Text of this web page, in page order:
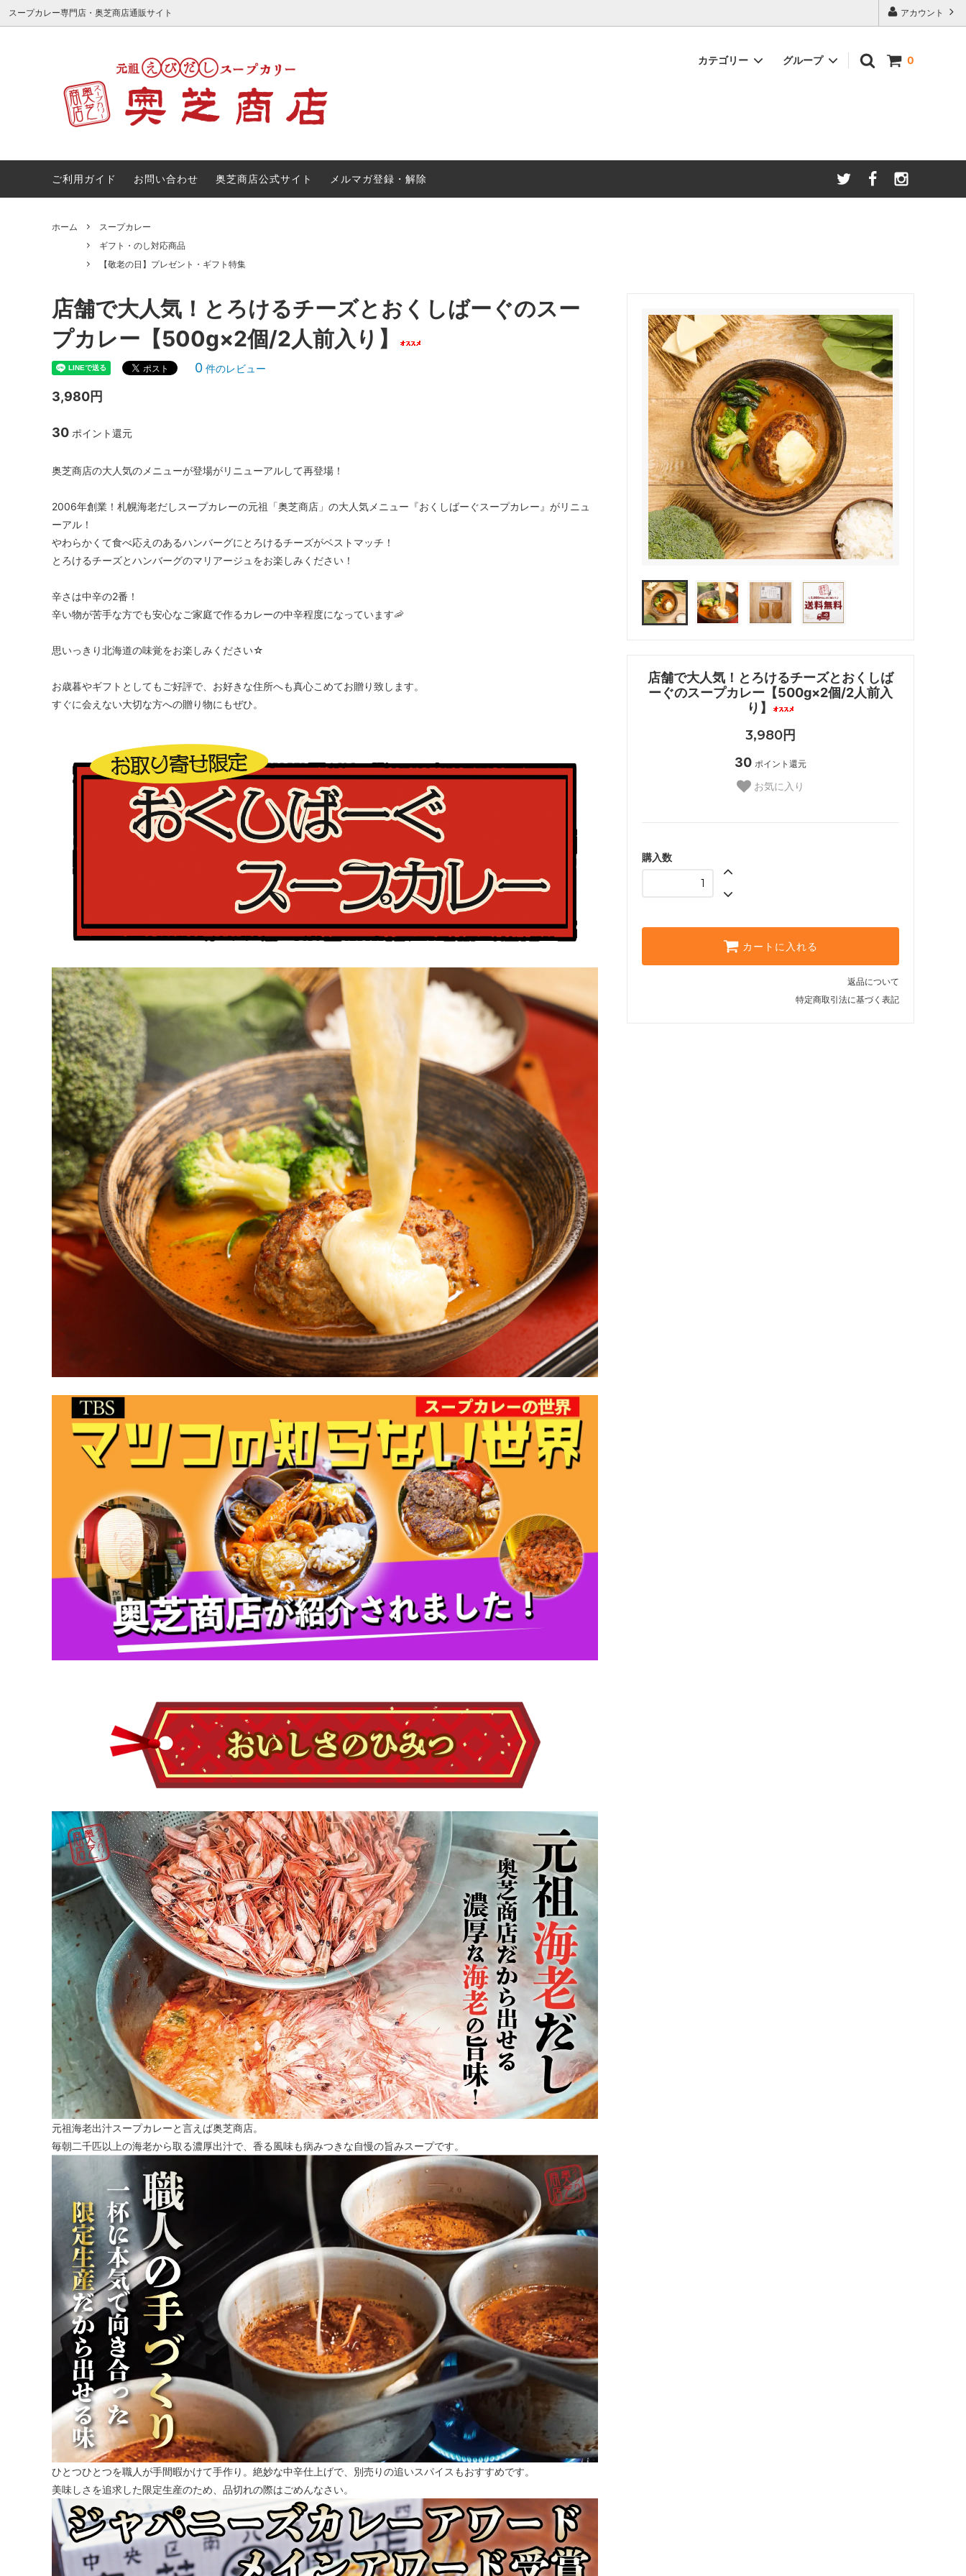
アカウント
スープカレー専門店・奥芝商店通販サイト
0
カテゴリー
インスタントラーメン スープカレー
グループ
ギフト・のし対応商品 【敬老の日】プレゼント・ギフト特集
ご利用ガイド お問い合わせ 奥芝商店公式サイト メルマガ登録・解除
ホーム
スープカレー
ギフト・のし対応商品
【敬老の日】プレゼント・ギフト特集
店舗で大人気！とろけるチーズとおくしば
ーぐのスープカレー【500g×2個/2人前入
り】
3,980円
30 ポイント還元
お気に入り
購入数
カートに入れる
返品について
特定商取引法に基づく表記
店舗で大人気！とろけるチーズとおくしばーぐのスー
プカレー【500g×2個/2人前入り】
0 件のレビュー
3,980円
30 ポイント還元
奥芝商店の大人気のメニューが登場がリニューアルして再登場！
2006年創業！札幌海老だしスープカレーの元祖「奥芝商店」の大人気メニュー『おくしばーぐスープカレー』がリニュ
ーアル！
やわらかくて食べ応えのあるハンバーグにとろけるチーズがベストマッチ！
とろけるチーズとハンバーグのマリアージュをお楽しみください！
辛さは中辛の2番！
辛い物が苦手な方でも安心なご家庭で作るカレーの中辛程度になっています🦐
思いっきり北海道の味覚をお楽しみください☆
お歳暮やギフトとしてもご好評で、お好きな住所へも真心こめてお贈り致します。
すぐに会えない大切な方への贈り物にもぜひ。
元祖海老出汁スープカレーと言えば奥芝商店。
毎朝二千匹以上の海老から取る濃厚出汁で、香る風味も病みつきな自慢の旨みスープです。
ひとつひとつを職人が手間暇かけて手作り。絶妙な中辛仕上げで、別売りの追いスパイスもおすすめです。
美味しさを追求した限定生産のため、品切れの際はごめんなさい。